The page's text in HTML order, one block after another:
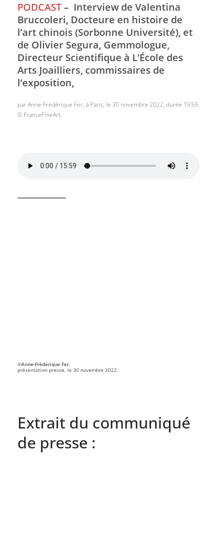
PODCAST– Interview de Valentina
Bruccoleri, Docteure en histoire de
l’art chinois (Sorbonne Université), et
de Olivier Segura, Gemmologue,
Directeur Scientifique à L’École des
Arts Joailliers, commissaires de
l’exposition,
par Anne-Frédérique Fer, à Paris, le 30 novembre 2022, durée 15’59.
© FranceFineArt.
©Anne-Fréderique Fer,
présentation presse, le 30 novembre 2022.
Extrait du communiqué
de presse :